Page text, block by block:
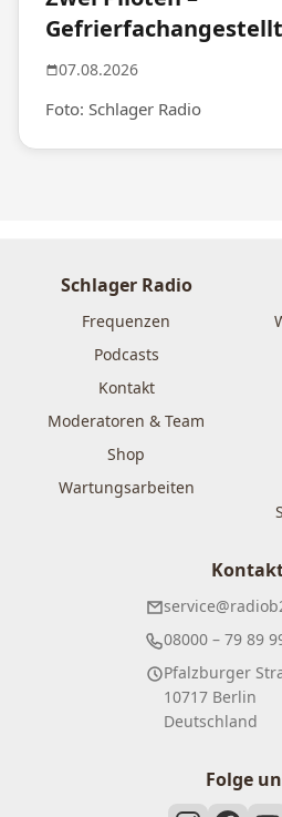
07.08.2026
Foto: Schlager Radio
Schlager Radio
Frequenzen
Podcasts
Kontakt
Moderatoren & Team
Shop
Wartungsarbeiten
08000 – 79 89
Pfalzburger
10717 Berlin
Deutschland
Folge